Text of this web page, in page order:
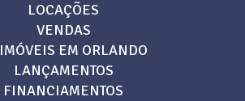
LOCAÇÕES
VENDAS
IMÓVEIS EM ORLANDO
LANÇAMENTOS
FINANCIAMENTOS